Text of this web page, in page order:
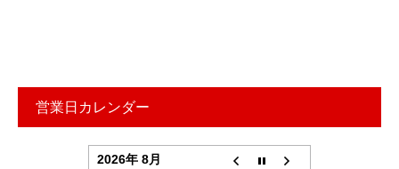
営業日カレンダー
2026年 8月